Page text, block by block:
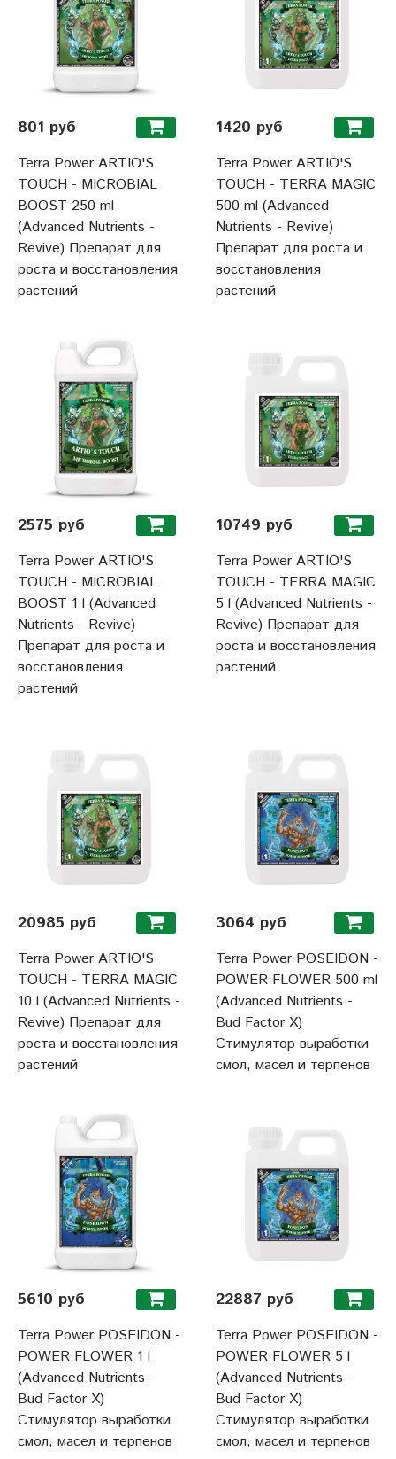
801 руб
Terra Power ARTIO'S
TOUCH - MICROBIAL
BOOST 250 ml
(Advanced Nutrients -
Revive) Препарат для
роста и восстановления
растений
1420 руб
Terra Power ARTIO'S
TOUCH - TERRA MAGIC
500 ml (Advanced
Nutrients - Revive)
Препарат для роста и
восстановления
растений
2575 руб
Terra Power ARTIO'S
TOUCH - MICROBIAL
BOOST 1 l (Advanced
Nutrients - Revive)
Препарат для роста и
восстановления
растений
10749 руб
Terra Power ARTIO'S
TOUCH - TERRA MAGIC
5 l (Advanced Nutrients -
Revive) Препарат для
роста и восстановления
растений
20985 руб
Terra Power ARTIO'S
TOUCH - TERRA MAGIC
10 l (Advanced Nutrients -
Revive) Препарат для
роста и восстановления
растений
3064 руб
Terra Power POSEIDON -
POWER FLOWER 500 ml
(Advanced Nutrients -
Bud Factor Х)
Стимулятор выработки
смол, масел и терпенов
5610 руб
Terra Power POSEIDON -
POWER FLOWER 1 l
(Advanced Nutrients -
Bud Factor Х)
Стимулятор выработки
смол, масел и терпенов
22887 руб
Terra Power POSEIDON -
POWER FLOWER 5 l
(Advanced Nutrients -
Bud Factor Х)
Стимулятор выработки
смол, масел и терпенов